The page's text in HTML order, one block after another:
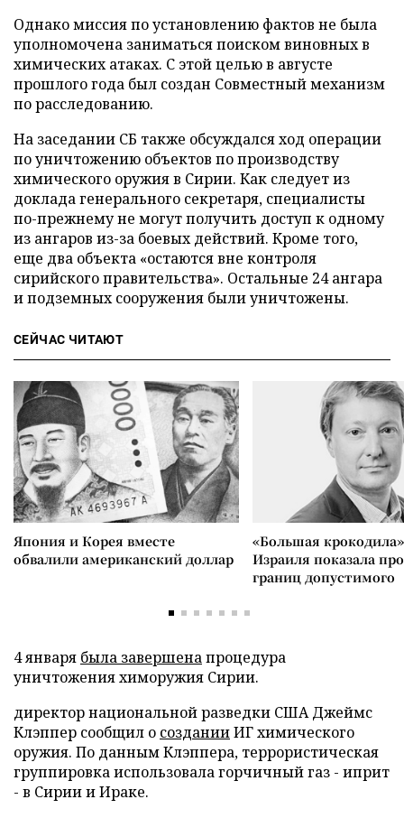
Однако миссия по установлению фактов не была
уполномочена заниматься поиском виновных в
химических атаках. С этой целью в августе
прошлого года был создан Совместный механизм
по расследованию.
На заседании СБ также обсуждался ход операции
по уничтожению объектов по производству
химического оружия в Сирии. Как следует из
доклада генерального секретаря, специалисты
по-прежнему не могут получить доступ к одному
из ангаров из-за боевых действий. Кроме того,
еще два объекта «остаются вне контроля
cирийского правительства». Остальные 24 ангара
и подземных сооружения были уничтожены.
СЕЙЧАС ЧИТАЮТ
Япония и Корея вместе
обвалили американский доллар
«Большая
Израиля показала
границ допустимого
4 января была завершенапроцедура
уничтожения химоружия Сирии.
директор национальной разведки США Джеймс
Клэппер сообщил о созданииИГ химического
оружия. По данным Клэппера, террористическая
группировка использовала горчичный газ - иприт
- в Сирии и Ираке.